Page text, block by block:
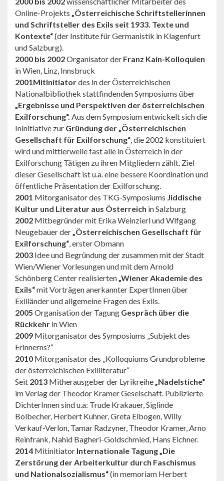
Online-Projekts „Österreichische Schriftstellerinnen
und Schriftsteller des Exils seit 1933. Texte und
Kontexte“(der Institute für Germanistik in Klagenfurt
und Salzburg).
2000 bis 2002Organisator der Franz Kain-Kolloquien
in Wien, Linz, Innsbruck
2001 Mitinitiatordes in der Österreichischen
Nationalbibliothek stattfindenden Symposiums über
„Ergebnisse und Perspektiven der österreichischen
Exilforschung“. Aus dem Symposium entwickelt sich die
Ininitiative zur Gründung der „Österreichischen
Gesellschaft für Exilforschung“ , die 2002 konstituiert
wird und mittlerweile fast alle in Österreich in der
Exilforschung Tätigen zu ihren Mitgliedern zählt. Ziel
dieser Gesellschaft ist u.a. eine bessere Koordination und
öffentliche Präsentation der Exilforschung.
2001 Mitorganisator des TKG-Symposiums Jiddische
Kultur und Literatur aus Österreich in Salzburg
2002 Mitbegründer mit Erika Weinzierl und Wlfgang
Neugebauer der „Österreichischen Gesellschaft für
Exilforschung“ , erster Obmann
2003 Idee und Begründung der zusammen mit der Stadt
Wien/Wiener Vorlesungen und mit dem Arnold
Schönberg Center realisierten „Wiener Akademie des
Exils“mit Vorträgen anerkannter ExpertInnen über
Exilländer und allgemeine Fragen des Exils.
2005 Organisation der Tagung Gespräch über die
Rückkehr in Wien
2009 Mitorganisator des Symposiums „Subjekt des
Erinnerns?“
2010 Mitorganisator des „Kolloquiums Grundprobleme
der österreichischen Exilliteratur“
Seit 2013 Mitherausgeber der Lyrikreihe „Nadelstiche“
im Verlag der Theodor Kramer Geselschaft. Publizierte
DichterInnen sind u.a: Trude Krakauer, Siglinde
Bolbecher, Herbert Kuhner, Greta Elbogen, Willy
Verkauf-Verlon, Tamar Radzyner, Theodor Kramer, Arno
Reinfrank, Nahid Bagheri-Goldschmied, Hans Eichner.
2014 Mitinitiator Internationale Tagung „Die
Zerstörung der Arbeiterkultur durch Faschismus
und Nationalsozialismus“(in memoriam Herbert